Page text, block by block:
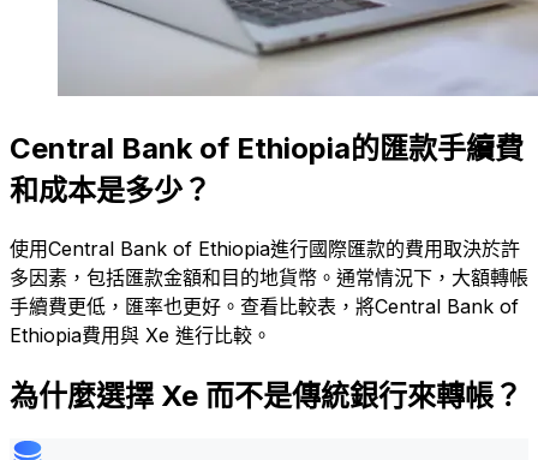
Central Bank of Ethiopia的匯款手續費
和成本是多少？
使用Central Bank of Ethiopia進行國際匯款的費用取決於許
多因素，包括匯款金額和目的地貨幣。通常情況下，大額轉帳
手續費更低，匯率也更好。查看比較表，將Central Bank of
Ethiopia費用與 Xe 進行比較。
為什麼選擇 Xe 而不是傳統銀行來轉帳？